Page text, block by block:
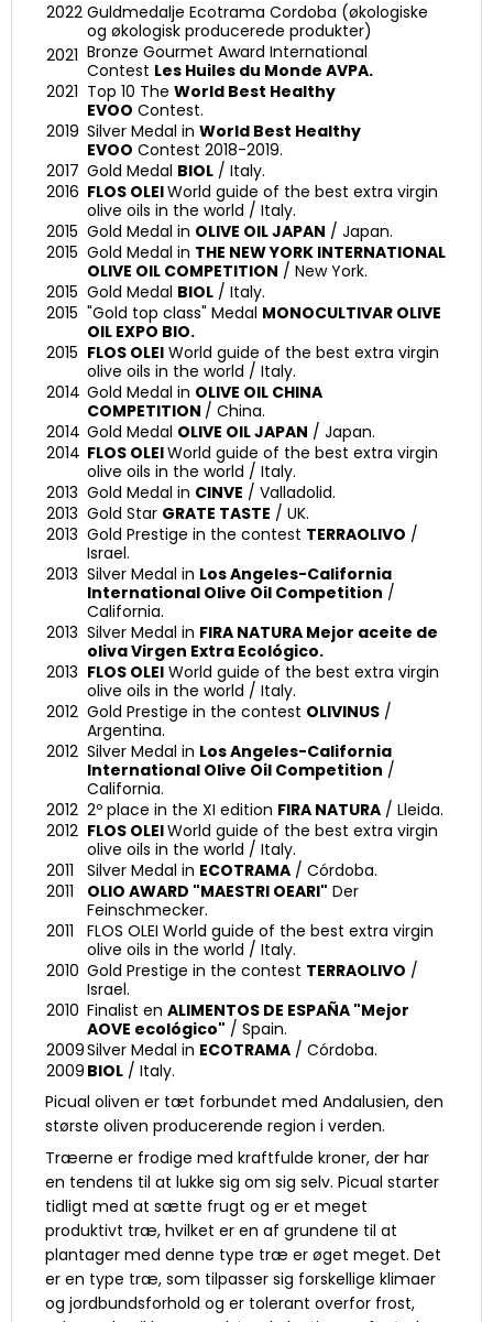
2022 Guldmedalje Ecotrama Cordoba (økologiske
og økologisk producerede produkter)
2021 Bronze Gourmet Award International
Contest Les Huiles du Monde AVPA.
2021 Top 10 The World Best Healthy
EVOO Contest.
2019 Silver Medal in World Best Healthy
EVOO Contest 2018-2019.
2017 Gold Medal BIOL / Italy.
2016 FLOS OLEIWorld guide of the best extra virgin
olive oils in the world / Italy.
2015 Gold Medal in OLIVE OIL JAPAN / Japan.
2015 Gold Medal in THE NEW YORK INTERNATIONAL
OLIVE OIL COMPETITION / New York.
2015 Gold Medal BIOL / Italy.
2015 "Gold top class" Medal MONOCULTIVAR OLIVE
OIL EXPO BIO.
2015 FLOS OLEI World guide of the best extra virgin
olive oils in the world / Italy.
2014 Gold Medal in OLIVE OIL CHINA
COMPETITION / China.
2014 Gold Medal OLIVE OIL JAPAN / Japan.
2014 FLOS OLEIWorld guide of the best extra virgin
olive oils in the world / Italy.
2013 Gold Medal in CINVE / Valladolid.
2013 Gold Star GRATE TASTE / UK.
2013 Gold Prestige in the contest TERRAOLIVO /
Israel.
2013 Silver Medal in Los Angeles-California
International Olive Oil Competition /
California.
2013 Silver Medal in FIRA NATURA Mejor aceite de
oliva Virgen Extra Ecológico.
2013 FLOS OLEI World guide of the best extra virgin
olive oils in the world / Italy.
2012 Gold Prestige in the contest OLIVINUS /
Argentina.
2012 Silver Medal in Los Angeles-California
International Olive Oil Competition /
California.
2012 2º place in the XI edition FIRA NATURA / Lleida.
2012 FLOS OLEIWorld guide of the best extra virgin
olive oils in the world / Italy.
2011
Silver Medal in ECOTRAMA / Córdoba.
2011
OLIO AWARD "MAESTRI OEARI" Der
Feinschmecker.
2011
FLOS OLEI World guide of the best extra virgin
olive oils in the world / Italy.
2010 Gold Prestige in the contest TERRAOLIVO /
Israel.
2010 Finalist en ALIMENTOS DE ESPAÑA "Mejor
AOVE ecológico" / Spain.
2009Silver Medal in ECOTRAMA / Córdoba.
2009 BIOL / Italy.
Picual oliven er tæt forbundet med Andalusien, den
største oliven producerende region i verden.
Træerne er frodige med kraftfulde kroner, der har
en tendens til at lukke sig om sig selv. Picual starter
tidligt med at sætte frugt og er et meget
produktivt træ, hvilket er en af grundene til at
plantager med denne type træ er øget meget. Det
er en type træ, som tilpasser sig forskellige klimaer
og jordbundsforhold og er tolerant overfor frost,